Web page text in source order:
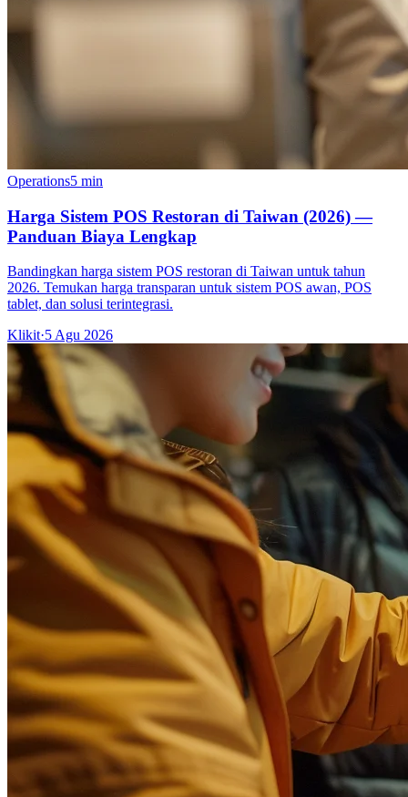
Operations5 min
Harga Sistem POS Restoran di Taiwan (2026) —
Panduan Biaya Lengkap
Bandingkan harga sistem POS restoran di Taiwan untuk tahun
2026. Temukan harga transparan untuk sistem POS awan, POS
tablet, dan solusi terintegrasi.
Klikit·5 Agu 2026